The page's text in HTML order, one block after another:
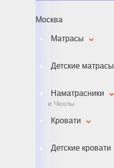
Москва
Матрасы
Детские матрасы
Наматрасники
и Чехлы
Кровати
Детские кровати